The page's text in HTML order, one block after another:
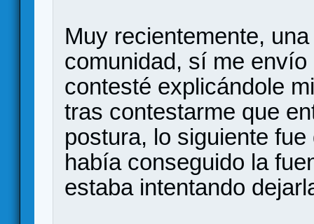
Muy recientemente,
comunidad, sí me
contesté explicándole
tras contestarme que
postura, lo siguiente
había conseguido la
estaba intentando